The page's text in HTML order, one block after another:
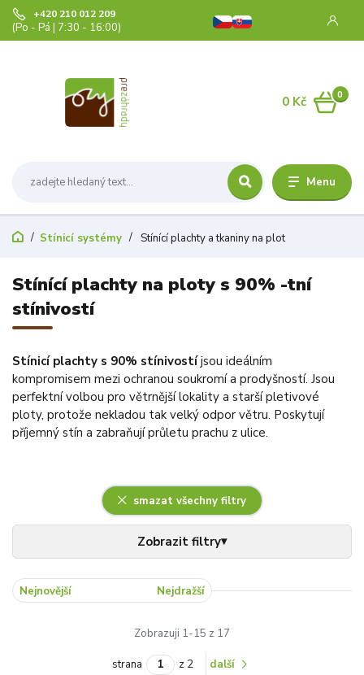
Menu
+420 210 012 209
(Po - Pá | 7:30 - 16:00)
0
0 Kč
Stínicí systémy Stínící plachty a tkaniny na plot
Stínící plachty na ploty s 90% -tní
stínivostí
Stínicí plachty s 90% stínivostíjsou ideálním
kompromisem mezi ochranou soukromí a prodyšností. Jsou
perfektní volbou pro větrnější lokality a starší pletivové
ploty, protože nekladou tak velký odpor větru. Poskytují
příjemný stín a zabraňují průletu prachu z ulice.
smazat všechny filtry
Nejnovější Nejdražší
Zobrazuji 1-15 z 17
strana z 2 další